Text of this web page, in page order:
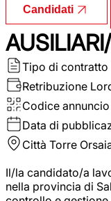
Candidati
Tipo di contratto
Retribuzione
Codice annuncio
Data di
Città Torre
Il/la candidato/a
nella provincia di